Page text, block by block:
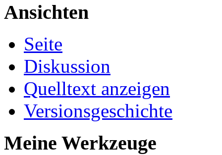
Ansichten
Seite
Diskussion
Quelltext anzeigen
Versionsgeschichte
Meine Werkzeuge